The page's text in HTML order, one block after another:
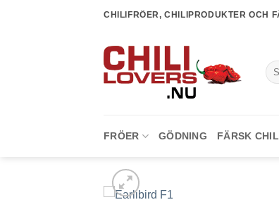
CHILIFRÖER, CHILIPRODUKTER OCH
Sök
FRÖER GÖDNING FÄRSK